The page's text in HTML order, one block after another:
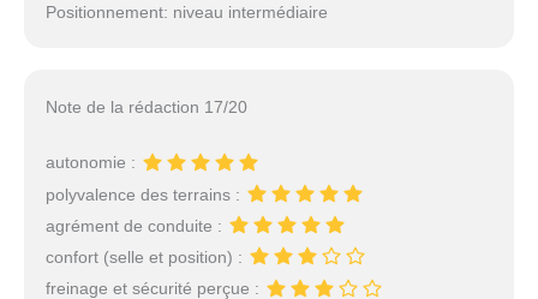
Positionnement: niveau intermédiaire
Note de la rédaction 17/20
autonomie :
polyvalence des terrains :
agrément de conduite :
confort (selle et position) :
freinage et sécurité perçue :